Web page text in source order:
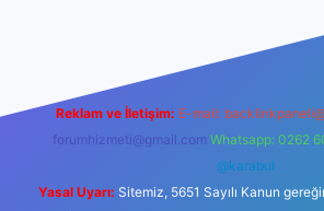
Reklam ve İletişim: E-mail:
forumhizmeti@gmail.com Whatsapp: 0262
@karabul
Yasal Uyarı: Sitemiz, 5651 Sayılı Kanun